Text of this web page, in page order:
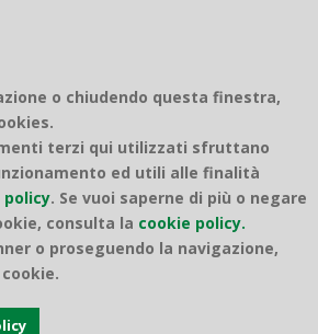
o chiudendo questa finestra,
terzi qui utilizzati sfruttano
ed utili alle finalità
policy. Se vuoi saperne di più o negare
consulta la cookie policy.
o proseguendo la navigazione,